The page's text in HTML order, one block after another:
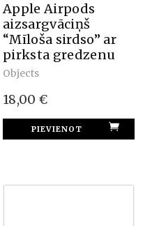
Apple Airpods
aizsargvāciņš
“Mīloša sirdso” ar
pirksta gredzenu
Objects
18,00 €